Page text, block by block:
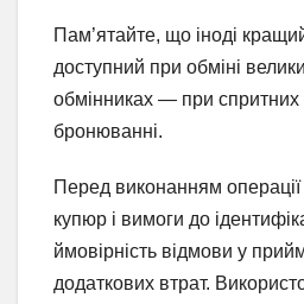
Пам’ятайте, що іноді
доступний при обміні
обмінниках — при спритних
бронюванні.
Перед виконанням операції
купюр і вимоги до
ймовірність відмови у
додаткових втрат.